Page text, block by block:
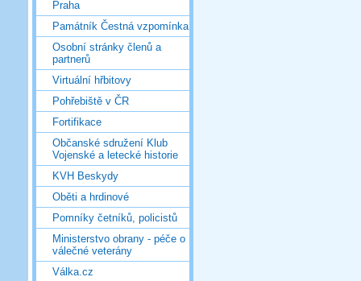
Praha
Památník Čestná vzpomínka
Osobní stránky členů a
partnerů
Virtuální hřbitovy
Pohřebiště v ČR
Fortifikace
Občanské sdružení Klub
Vojenské a letecké historie
KVH Beskydy
Oběti a hrdinové
Pomníky četníků, policistů
Ministerstvo obrany - péče o
válečné veterány
Válka.cz